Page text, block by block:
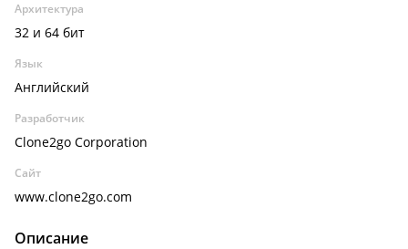
Архитектура
32 и 64 бит
Язык
Английский
Разработчик
Clone2go Corporation
Сайт
www.clone2go.com
Описание